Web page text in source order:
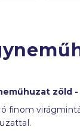
zöld
finom